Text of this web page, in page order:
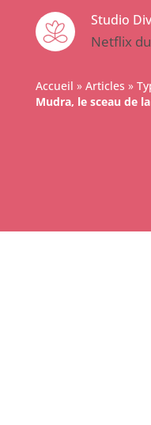
Studio
Netflix
Accueil » Articles »
Mudra, le sceau de